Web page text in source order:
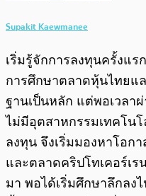
Supakit Kaewmanee
เริ่มรู้จักการลงทุนครั้งแร
การศึกษาตลาดหุ้นไทยแ
ฐานเป็นหลัก แต่พอเวลา
ไม่มีอุตสาหกรรมเทคโน
ลงทุน จึงเริ่มมองหาโอก
และตลาดคริปโทเคอร์เร
มา พอได้เริ่มศึกษาลึกลง